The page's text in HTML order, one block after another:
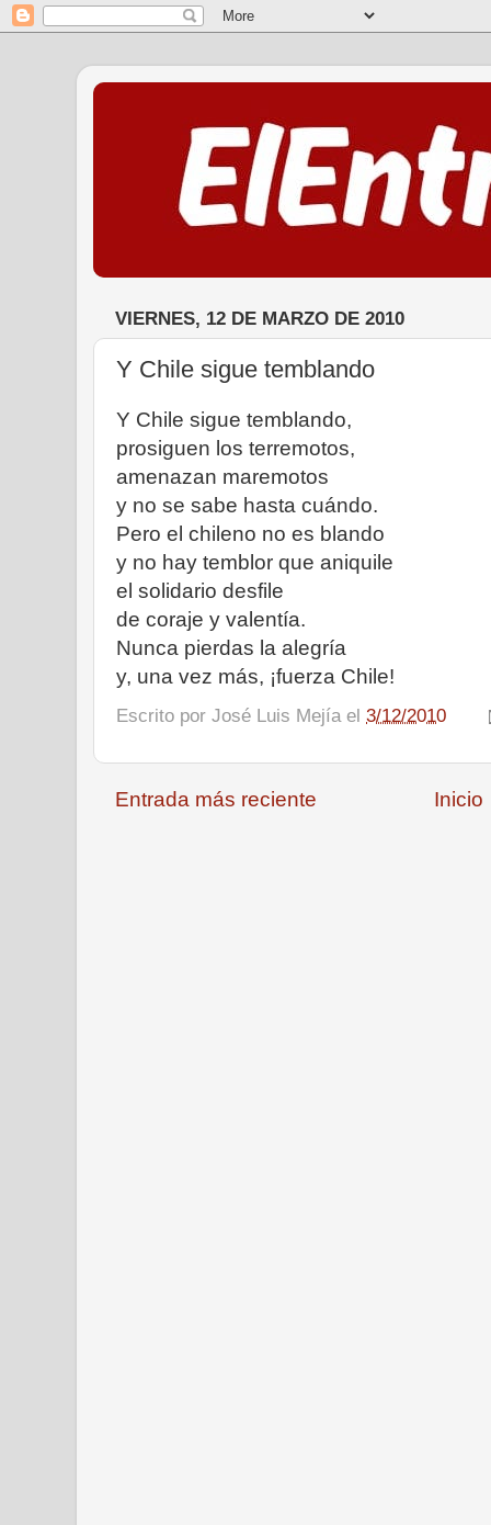
VIERNES, 12 DE MARZO DE 2010
Y Chile sigue temblando
Y Chile sigue temblando,
prosiguen los terremotos,
amenazan maremotos
y no se sabe hasta cuándo.
Pero el chileno no es blando
y no hay temblor que aniquile
el solidario desfile
de coraje y valentía.
Nunca pierdas la alegría
y, una vez más, ¡fuerza Chile!
Escrito por José Luis Mejía el 3/12/2010
Entrada más reciente Inicio